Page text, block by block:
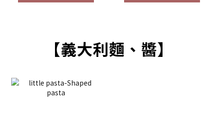
【義大利麵、醬】